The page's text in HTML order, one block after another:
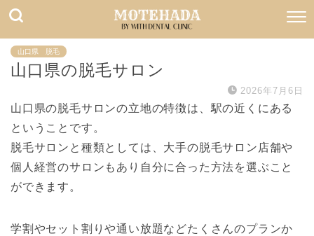
山口県 脱毛
山口県の脱毛サロン
2026年7月6日
山口県の脱毛サロンの立地の特徴は、駅の近くにある
ということです。
脱毛サロンと種類としては、大手の脱毛サロン店舗や
個人経営のサロンもあり自分に合った方法を選ぶこと
ができます。
学割やセット割りや通い放題などたくさんのプランか